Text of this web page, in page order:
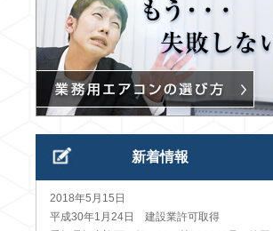
新着情報
2018年5月15日
平成30年1月24日 建設業許可取得